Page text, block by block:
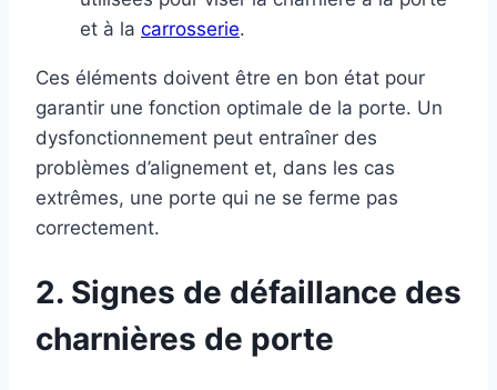
et à la carrosserie.
Ces éléments doivent être en bon état pour
garantir une fonction optimale de la porte. Un
dysfonctionnement peut entraîner des
problèmes d’alignement et, dans les cas
extrêmes, une porte qui ne se ferme pas
correctement.
2. Signes de défaillance des
charnières de porte